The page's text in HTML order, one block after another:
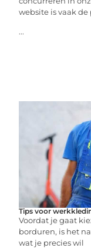
website is vaak
...
Tips voor
Voordat je gaat
borduren, is het
wat je precies wil